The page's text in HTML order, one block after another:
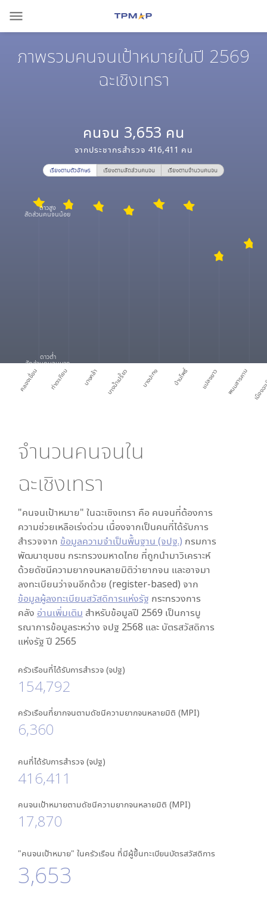
menu
ภาพรวมคนจนเป้าหมายในปี 2569
ฉะเชิงเทรา
คนจน 3,653 คน
จากประชากรสำรวจ 416,411 คน
เรียงตามตัวอักษร เรียงตามสัดส่วนคนจน เรียงตามจำนวนคนจน
คลองเขื่อน ท่าตะเกียบ บางคล้า บางน้ำเปรี้ยว บางปะกง บ้านโพธิ์ แปลงยาว พนมสารคาม เมือ
ดาวสูง
สัดส่วนคนจนน้อย
ดาวต่ำ
สัดส่วนคนจนมาก
จำนวนคนจนใน
ฉะเชิงเทรา
"คนจนเป้าหมาย" ในฉะเชิงเทรา คือ คนจนที่ต้องการ
ความช่วยเหลือเร่งด่วน เนื่องจากเป็นคนที่ได้รับการ
สำรวจจาก ข้อมูลความจำเป็นพื้นฐาน (จปฐ.) กรมการ
พัฒนาชุมชน กระทรวงมหาดไทย ที่ถูกนำมาวิเคราะห์
ด้วยดัชนีความยากจนหลายมิติว่ายากจน และอาจมา
ลงทะเบียนว่าจนอีกด้วย (register-based) จาก
ข้อมูลผู้ลงทะเบียนสวัสดิการแห่งรัฐ กระทรวงการ
คลัง อ่านเพิ่มเติม สำหรับข้อมูลปี 2569 เป็นการบู
รณาการข้อมูลระหว่าง จปฐ 2568 และ บัตรสวัสดิการ
แห่งรัฐ ปี 2565
ครัวเรือนที่ได้รับการสำรวจ (จปฐ)
154,792
ครัวเรือนที่ยากจนตามดัชนีความยากจนหลายมิติ (MPI)
6,360
คนที่ได้รับการสำรวจ (จปฐ)
416,411
คนจนเป้าหมายตามดัชนีความยากจนหลายมิติ (MPI)
17,870
"คนจนเป้าหมาย" ในครัวเรือน ที่มีผู้ขึ้นทะเบียนบัตรสวัสดิการ
3,653